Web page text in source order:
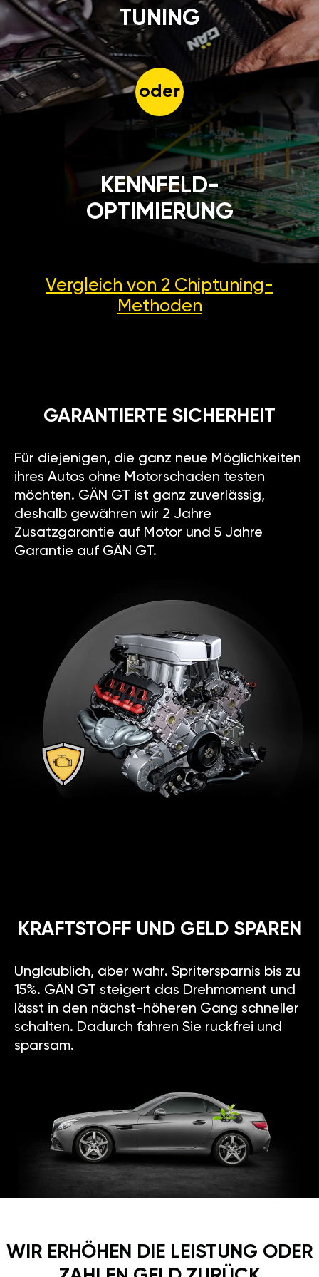
TUNING
oder
KENNFELD-
OPTIMIERUNG
Vergleich von 2 Chiptuning-
Methoden
GARANTIERTE SICHERHEIT
Für diejenigen, die ganz neue Möglichkeiten
ihres Autos ohne Motorschaden testen
möchten. GÄN GT ist ganz zuverlässig,
deshalb gewähren wir 2 Jahre
Zusatzgarantie auf Motor und 5 Jahre
Garantie auf GÄN GT.
KRAFTSTOFF UND GELD SPAREN
Unglaublich, aber wahr. Spritersparnis bis zu
15%. GÄN GT steigert das Drehmoment und
lässt in den nächst-höheren Gang schneller
schalten. Dadurch fahren Sie ruckfrei und
sparsam.
WIR ERHÖHEN DIE LEISTUNG ODER